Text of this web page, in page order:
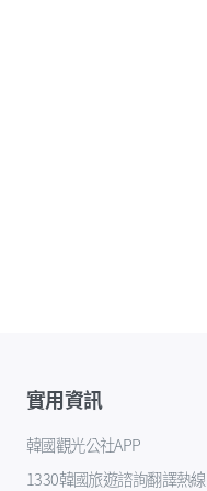
實用資訊
韓國觀光公社APP
1330韓國旅遊諮詢翻譯熱線